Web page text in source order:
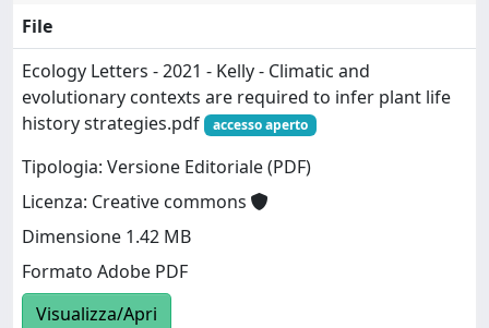
File
Ecology Letters - 2021 - Kelly - Climatic and
evolutionary contexts are required to infer plant life
history strategies.pdf
accesso aperto
Tipologia: Versione Editoriale (PDF)
Licenza: Creative commons
Dimensione 1.42 MB
Formato Adobe PDF
Visualizza/Apri